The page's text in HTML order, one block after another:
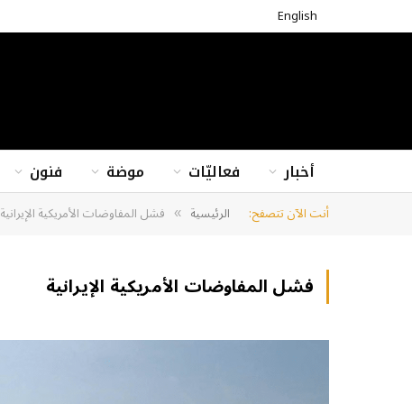
English
أخبار فعاليّات موضة فنون
أنت الآن تتصفح: الرئيسية » فشل المفاوضات الأمريكية الإيرانية
فشل المفاوضات الأمريكية الإيرانية